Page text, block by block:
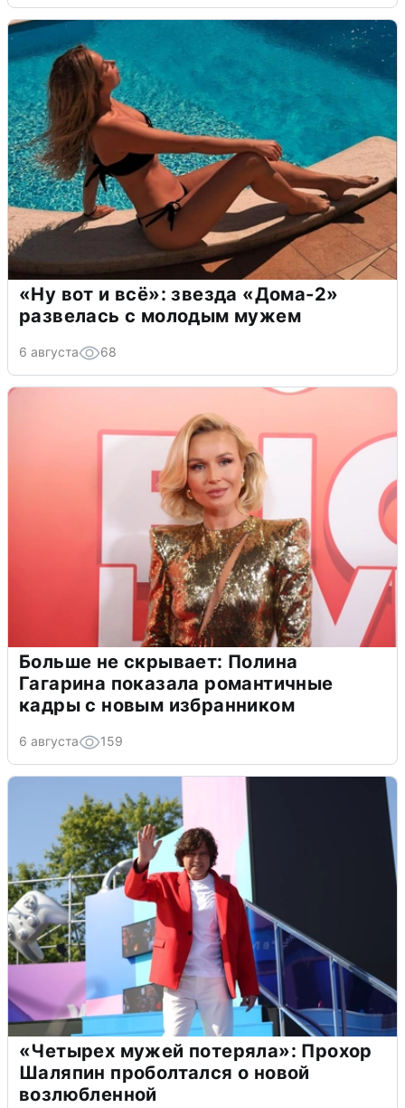
«Ну вот и всё»: звезда «Дома-2»
развелась с молодым мужем
6 августа 68
Больше не скрывает: Полина
Гагарина показала романтичные
кадры с новым избранником
6 августа 159
«Четырех мужей потеряла»: Прохор
Шаляпин проболтался о новой
возлюбленной